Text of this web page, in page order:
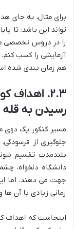
آزمایشی را کسب
هم زمان بندی شده
۲.۳. اهداف
رسیدن به قله
مسیر کنکور یک دوی
جلوگیری از
بلندمدت تقسیم
دانشگاه دلخواه،
جهت می دهند. اما
زمانی زیادی با آن
اینجاست که اهداف